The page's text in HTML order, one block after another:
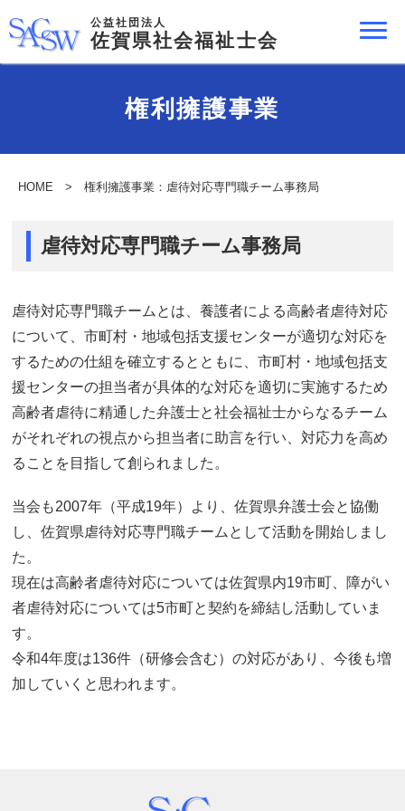
公益社団法人
佐賀県社会福祉士会
権利擁護事業
HOME > 権利擁護事業：虐待対応専門職チーム事務局
虐待対応専門職チーム事務局
虐待対応専門職チームとは、養護者による高齢者虐待対応
について、市町村・地域包括支援センターが適切な対応を
するための仕組を確立するとともに、市町村・地域包括支
援センターの担当者が具体的な対応を適切に実施するため
高齢者虐待に精通した弁護士と社会福祉士からなるチーム
がそれぞれの視点から担当者に助言を行い、対応力を高め
ることを目指して創られました。
当会も2007年（平成19年）より、佐賀県弁護士会と協働
し、佐賀県虐待対応専門職チームとして活動を開始しまし
た。
現在は高齢者虐待対応については佐賀県内19市町、障がい
者虐待対応については5市町と契約を締結し活動していま
す。
令和4年度は136件（研修会含む）の対応があり、今後も増
加していくと思われます。